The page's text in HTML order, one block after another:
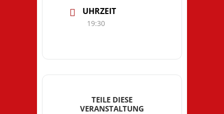
UHRZEIT
19:30
TEILE DIESE
VERANSTALTUNG